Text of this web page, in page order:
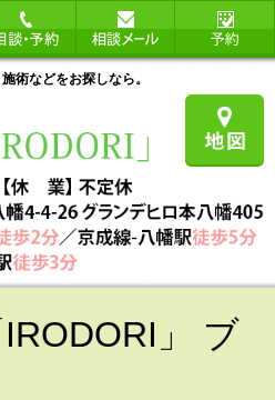
術などをお探しなら。
」 ブ